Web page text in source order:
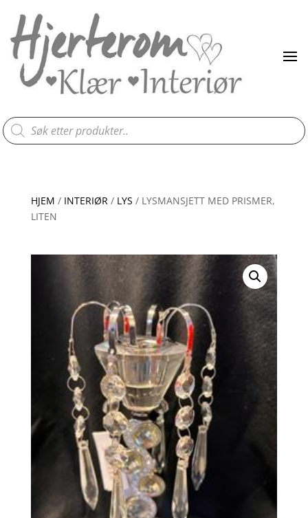
Products
search
HJEM / INTERIØR/ LYS / LYSMANSJETT MED PRISMER,
LITEN